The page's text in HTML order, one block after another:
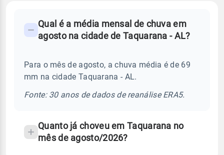
Perguntas
sobre
chuva
Qual é a média mensal de chuva em
agosto na cidade de Taquarana - AL?
Para o mês de agosto, a chuva média é de 69
mm na cidade Taquarana - AL.
Fonte: 30 anos de dados de reanálise ERA5.
Quanto já choveu em Taquarana no
mês de agosto/2026?